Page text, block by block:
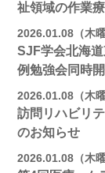
祉領域の作業
2026.01.08（木曜
SJF学会北海
例勉強会同時
2026.01.08（木曜
訪問リハビリ
のお知らせ
2026.01.08（木曜